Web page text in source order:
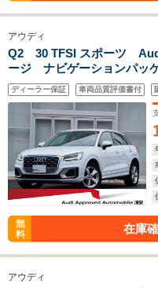
アウディ
Q2 30 TFSI スポーツ
ージ ナビゲーションパ
オートマチックテールゲ
リヤビューカメラ 認定中古
ディーラー保証 車両品質評価書付
無
料
在庫
アウディ